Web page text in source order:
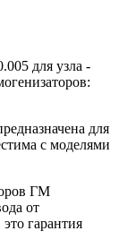
для узла -
для
с моделями
ГМ
от
гарантия